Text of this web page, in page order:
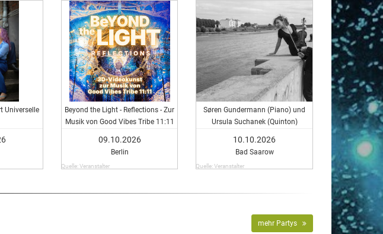
Universelle
Beyond the Light - Reflections - Zur
Musik von Good Vibes Tribe 11:11
09.10.2026
Berlin
Quelle: Veranstalter
Søren Gundermann (Piano) und
Ursula Suchanek (Quinton)
10.10.2026
Bad Saarow
Quelle: Veranstalter
mehr Partys